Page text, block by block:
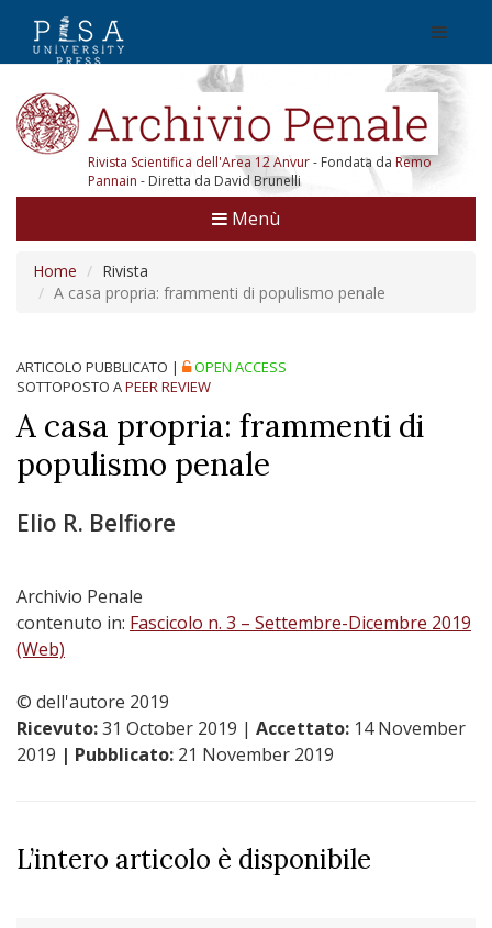
Rivista Scientifica dell'Area 12 Anvur- Fondata da Remo
Pannain - Diretta da David Brunelli
Menù
Home
Rivista
A casa propria: frammenti di populismo penale
ARTICOLO PUBBLICATO |
OPEN ACCESS
SOTTOPOSTO APEER REVIEW
A casa propria: frammenti di
populismo penale
Elio R. Belfiore
Archivio Penale
contenuto in: Fascicolo n. 3 – Settembre-Dicembre 2019
(Web)
© dell'autore 2019
Ricevuto:31 October 2019 | Accettato: 14 November
2019 | Pubblicato: 21 November 2019
L’intero articolo è disponibile